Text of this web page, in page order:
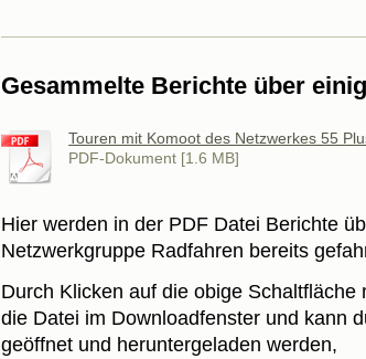
Gesammelte Berichte über
Touren mit Komoot des Netzwerkes 55
PDF-Dokument [1.6 MB]
Hier werden in der PDF Datei Berichte
Netzwerkgruppe Radfahren bereits
Durch Klicken auf die obige
die Datei im Downloadfenster und kann
geöffnet und heruntergeladen werden,